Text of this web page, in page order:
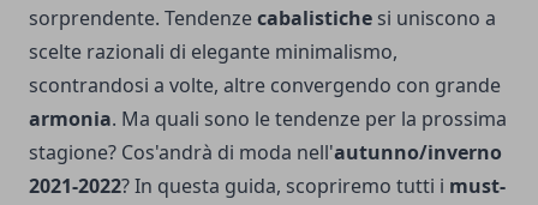
sorprendente. Tendenzecabalistiche si uniscono a
scelte razionali di elegante minimalismo,
scontrandosi a volte, altre convergendo con grande
armonia. Ma quali sono le tendenze per la prossima
stagione? Cos'andrà di moda nell'autunno/inverno
2021-2022? In questa guida, scopriremo tutti i must-